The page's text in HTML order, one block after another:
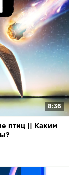
8:36
птиц || Каким